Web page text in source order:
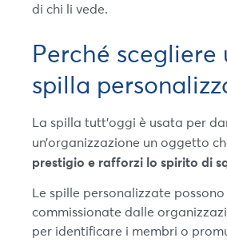
di chi li vede.
Perché scegliere
spilla
La spilla tutt’oggi è usata per
un’organizzazione un oggetto
prestigio e rafforzi lo spirito di
Le spille personalizzate possono
commissionate dalle
per identificare i membri o